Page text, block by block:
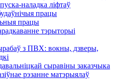
наладка ліфтаў
працы
працы
тэрыторыі
з ПВХ: вокны, дзверы,
сыравіны заказчыка
рэзанне матэрыялаў